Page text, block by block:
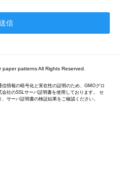
patterns All Rights Reserved.
信情報の暗号化と実在性の証明のため、GMOグロ
会社のSSLサーバ証明書を使用しております。 セ
、サーバ証明書の検証結果をご確認ください。